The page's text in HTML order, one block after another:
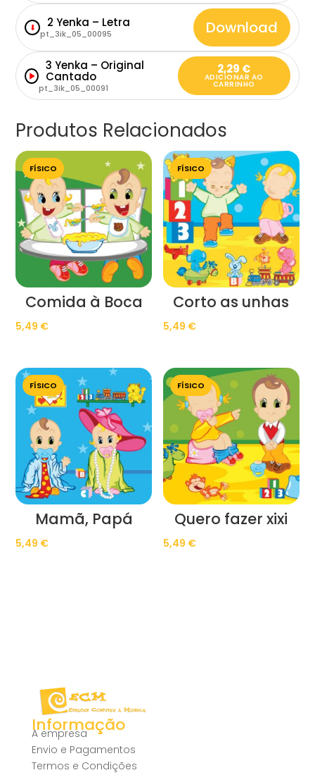
⬇ 2 Yenka – Letra
pt_3ik_05_00095 Download
3 Yenka – Original
Cantado
pt_3ik_05_00091
2,29 €
ADICIONAR AO
CARRINHO
Produtos Relacionados
FÍSICO
Comida à Boca
5,49 €
FÍSICO
Corto as unhas
5,49 €
FÍSICO
Mamã, Papá
5,49 €
FÍSICO
Quero fazer xixi
5,49 €
Informação
A empresa
Envio e Pagamentos
Termos e Condições